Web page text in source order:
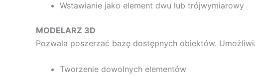
Wstawianie jako element dwu lub trójwymiarowy
MODELARZ 3D
Pozwala poszerzać bazę dostępnych obiektów.
Tworzenie dowolnych elementów